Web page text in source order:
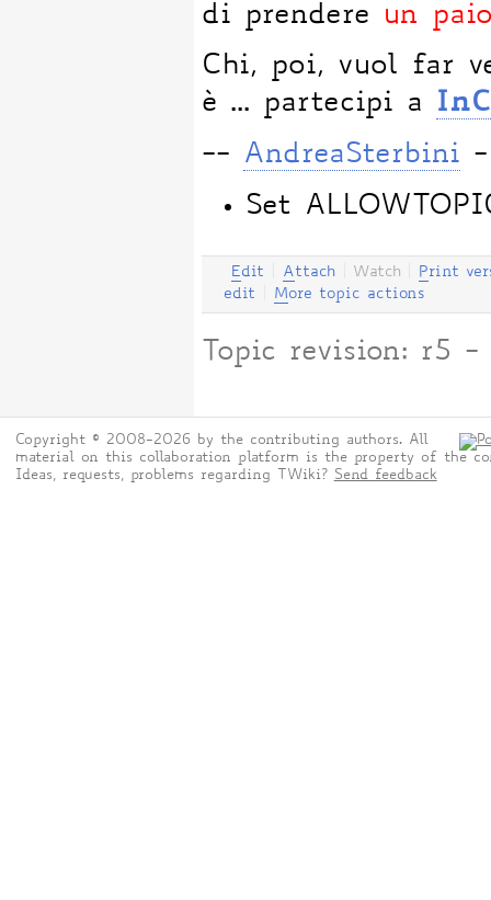
di prendere un
Chi, poi, vuol far
è ... partecipi a
-- AndreaSterbini
Set
Edit Attach Watch Print
edit
More topic actions
Topic revision: r5
Copyright © 2008-2026 by the contributing authors. All
material on this collaboration platform is the property of the
Ideas, requests, problems regarding TWiki? Send feedback